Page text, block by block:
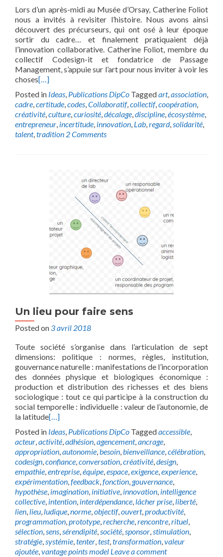
Lors d’un après-midi au Musée d’Orsay, Catherine Foliot
nous a invités à revisiter l’histoire. Nous avons ainsi
découvert des précurseurs, qui ont osé à leur époque
sortir du cadre… et finalement pratiquaient déjà
l’innovation collaborative. Catherine Foliot, membre du
collectif Codesign-it et fondatrice de Passage
Management, s’appuie sur l’art pour nous inviter à voir les
choses[…]
Posted in Ideas, Publications DipCo Taggedart,association,
cadre,certitude,codes,Collaboratif,collectif,coopération,
créativité,culture,curiosité,décalage,discipline,écosystème,
entrepreneur, incertitude, innovation, Lab,regard,solidarité,
talent,tradition 2 Comments
Un lieu pour faire sens
Posted on 3 avril 2018
Toute société s’organise dans l’articulation de sept
dimensions: politique : normes, règles, institution,
gouvernance naturelle : manifestations de l’incorporation
des données physique et biologiques économique :
production et distribution des richesses et des biens
sociologique : tout ce qui participe à la construction du
social temporelle : individuelle : valeur de l’autonomie, de
la latitude[…]
Posted in Ideas, Publications DipCo Taggedaccessible,
acteur,activité,adhésion,agencement,ancrage,
appropriation,autonomie,besoin,bienveillance,célébration,
codesign,confiance,conversation,créativité,design,
empathie,entreprise,équipe,espace,exigence,experience,
expérimentation,feedback,fonction,gouvernance,
hypothèse, imagination, initiative, innovation, intelligence
collective, intention, interdépendance, lâcher prise, liberté,
lien, lieu, ludique,norme,objectif,ouvert,productivité,
programmation,prototype,recherche,rencontre,rituel,
sélection,sens,sérendipité,société,sponsor,stimulation,
stratégie,systémie,tenter,test,transformation,valeur
ajoutée,vantage points model Leave a comment